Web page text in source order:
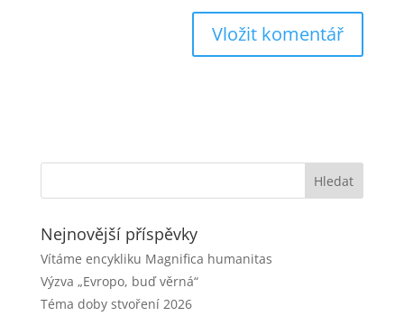
Nejnovější příspěvky
Vítáme encykliku Magnifica humanitas
Výzva „Evropo, buď věrná“
Téma doby stvoření 2026